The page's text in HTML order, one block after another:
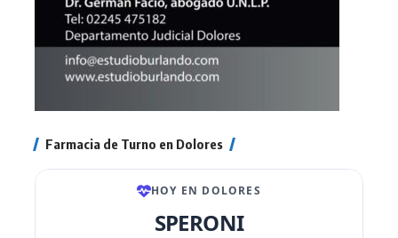
Farmacia de Turno en Dolores